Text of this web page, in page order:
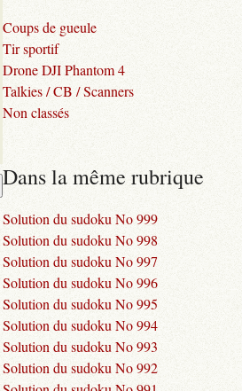
Coups de gueule
Tir sportif
Drone DJI Phantom 4
Talkies / CB / Scanners
Non classés
Dans la même rubrique
Solution du sudoku No 999
Solution du sudoku No 998
Solution du sudoku No 997
Solution du sudoku No 996
Solution du sudoku No 995
Solution du sudoku No 994
Solution du sudoku No 993
Solution du sudoku No 992